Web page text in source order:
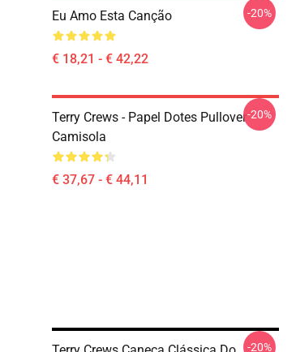
Eu Amo Esta Canção
€ 18,21 - € 42,22
-20%
Terry Crews - Papel Dotes Pullover
Camisola
€ 37,67 - € 44,11
-20%
-20%